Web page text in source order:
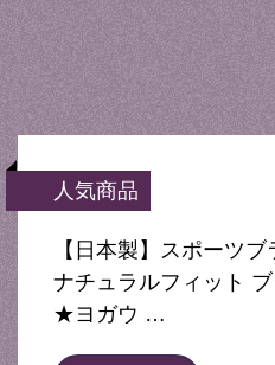
人気商品
【日本製】スポーツ
ナチュラルフィット
★ヨガウ …